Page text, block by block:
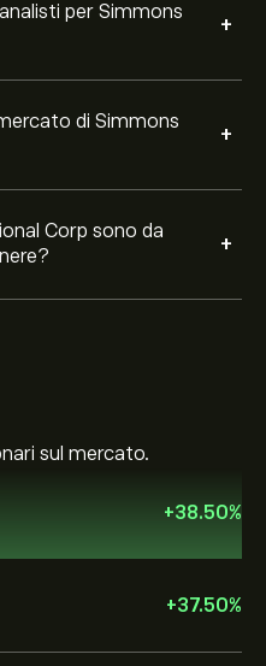
per Simmons
+
di Simmons
+
Corp sono da
+
sul mercato.
+38.50%
+37.50%